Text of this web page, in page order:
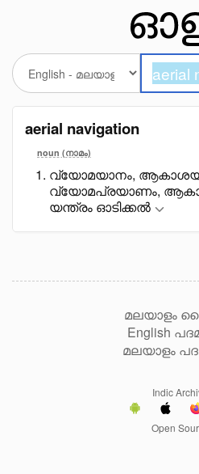
aerial navigation
noun (നാമം)
വ്യോമയാനം,
വ്യോമപ്രയാണം,
യന്ത്രം ഓടിക്കൽ
മലയാളം
English
മലയാളം
Indic
Open